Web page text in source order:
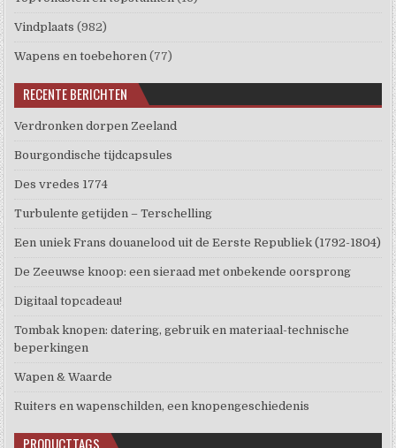
Vindplaats (982)
Wapens en toebehoren (77)
RECENTE BERICHTEN
Verdronken dorpen Zeeland
Bourgondische tijdcapsules
Des vredes 1774
Turbulente getijden – Terschelling
Een uniek Frans douanelood uit de Eerste Republiek (1792-1804)
De Zeeuwse knoop: een sieraad met onbekende oorsprong
Digitaal topcadeau!
Tombak knopen: datering, gebruik en materiaal-technische
beperkingen
Wapen & Waarde
Ruiters en wapenschilden, een knopengeschiedenis
PRODUCTTAGS